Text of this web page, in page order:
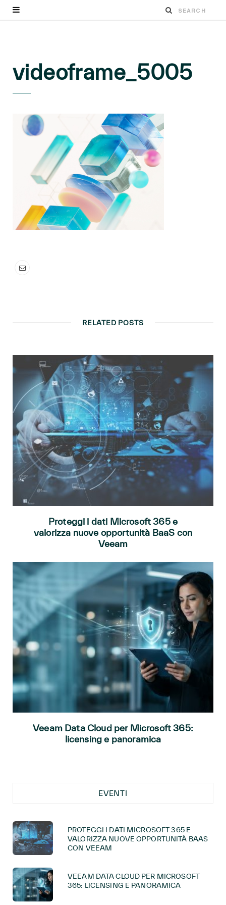
videoframe_5005
RELATED POSTS
Proteggi i dati Microsoft 365 e
valorizza nuove opportunità BaaS con
Veeam
Veeam Data Cloud per Microsoft 365:
licensing e panoramica
EVENTI
PROTEGGI I DATI MICROSOFT 365 E
VALORIZZA NUOVE OPPORTUNITÀ BAAS
CON VEEAM
VEEAM DATA CLOUD PER MICROSOFT
365: LICENSING E PANORAMICA